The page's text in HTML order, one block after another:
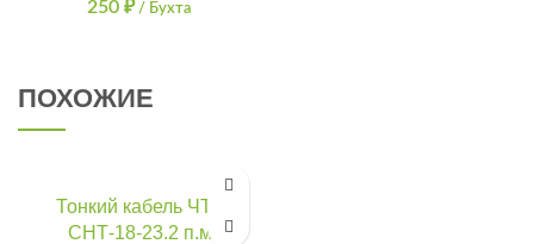
250 ₽ / Бухта
ПОХОЖИЕ
Тонкий кабель ЧТК
СНТ-18-23.2 п.м